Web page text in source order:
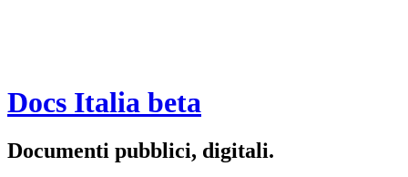
Docs Italia beta
Documenti pubblici, digitali.